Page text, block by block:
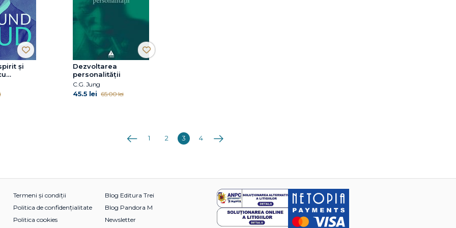
și
Dezvoltarea
personalităţii
C.G. Jung
45.5 lei 65.00 lei
Anterioara
1 2 3 4 Următoarea
Termeni și condiții
Politica de confidențialitate
Politica cookies
Blog Editura Trei
Blog Pandora M
Newsletter